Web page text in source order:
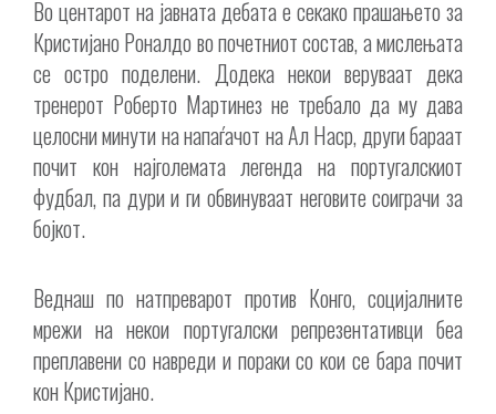
Во центарот на јавната дебата е секако прашањето за
Кристијано Роналдо во почетниот состав, а мислењата
се остро поделени. Додека некои веруваат дека
тренерот Роберто Мартинез не требало да му дава
целосни минути на напаѓачот на Ал Наср, други бараат
почит кон најголемата легенда на португалскиот
фудбал, па дури и ги обвинуваат неговите соиграчи за
бојкот.
Веднаш по натпреварот против Конго, социјалните
мрежи на некои португалски репрезентативци беа
преплавени со навреди и пораки со кои се бара почит
кон Кристијано.